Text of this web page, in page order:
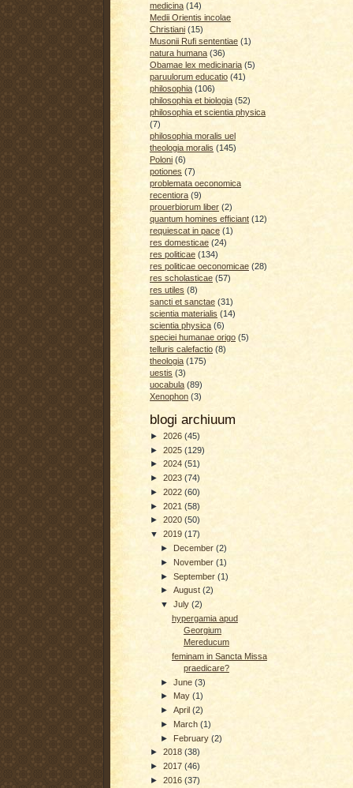
medicina (14)
Medii Orientis incolae
Christiani (15)
Musonii Rufi sententiae (1)
natura humana (36)
Obamae lex medicinaria (5)
paruulorum educatio (41)
philosophia (106)
philosophia et biologia (52)
philosophia et scientia physica
(7)
philosophia moralis uel
theologia moralis (145)
Poloni (6)
potiones (7)
problemata oeconomica
recentiora (9)
prouerbiorum liber (2)
quantum homines efficiant (12)
requiescat in pace (1)
res domesticae (24)
res politicae (134)
res politicae oeconomicae (28)
res scholasticae (57)
res utiles (8)
sancti et sanctae (31)
scientia materialis (14)
scientia physica (6)
speciei humanae origo (5)
telluris calefactio (8)
theologia (175)
uestis (3)
uocabula (89)
Xenophon (3)
blogi archiuum
► 2026 (45)
► 2025 (129)
► 2024 (51)
► 2023 (74)
► 2022 (60)
► 2021 (58)
► 2020 (50)
▼ 2019 (17)
► December(2)
► November(1)
►September(1)
►August(2)
▼July(2)
hypergamia apud
Georgium
Mereducum
feminam in Sancta Missa
praedicare?
►June(3)
► May(1)
►April(2)
► March(1)
► February(2)
► 2018 (38)
► 2017 (46)
► 2016 (37)